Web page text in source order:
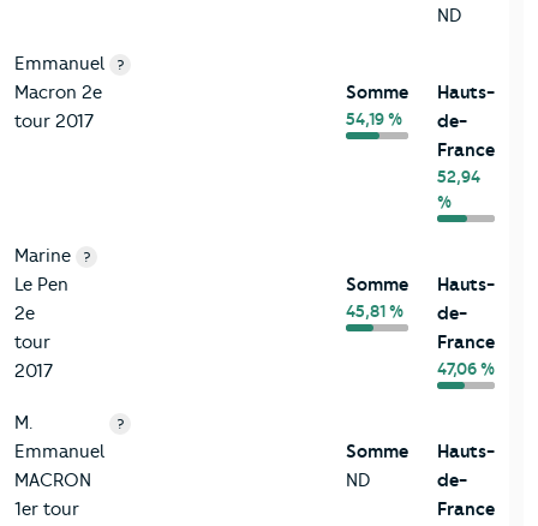
ND
Emmanuel
Macron 2e
tour 2017
?
Somme
54,19 %
Hauts-
de-
France
52,94
%
Marine
Le Pen
2e
tour
2017
?
Somme
45,81 %
Hauts-
de-
France
47,06 %
M.
Emmanuel
MACRON
1er tour
?
Somme
ND
Hauts-
de-
France